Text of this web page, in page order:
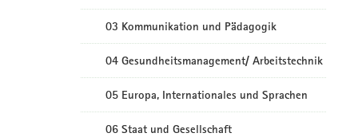
03 Kommunikation und Pädagogik
04 Gesundheitsmanagement/ Arbeitstechnik
05 Europa, Internationales und Sprachen
06 Staat und Gesellschaft